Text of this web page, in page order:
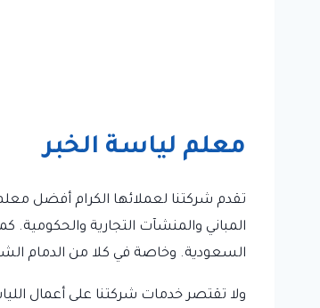
معلم لياسة الخبر
تقدم شركتنا لعملائها الكرام أفضل
المباني والمنشآت التجارية
السعودية. وخاصة في كلا من الدمام
ولا تقتصر خدمات شركتنا على أعمال